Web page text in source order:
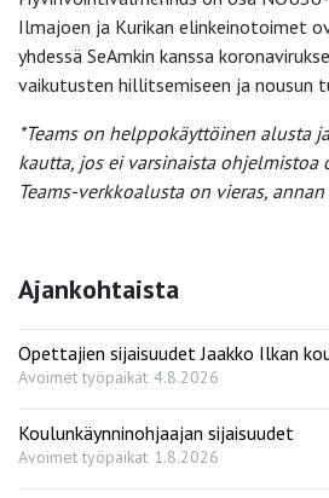
Ilmajoen ja Kurikan elinkeinotoimet
yhdessä SeAmkin kanssa
vaikutusten hillitsemiseen ja nousun
*Teams on helppokäyttöinen alusta
kautta, jos ei varsinaista ohjelmistoa
Teams-verkkoalusta on vieras,
Ajankohtaista
Opettajien sijaisuudet Jaakko Ilkan
Avoimet työpaikat 4.8.2026
Koulunkäynninohjaajan sijaisuudet
Avoimet työpaikat 1.8.2026